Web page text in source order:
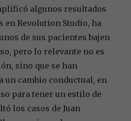
algunos resultados
en Revolution Studio, ha
de sus pacientes bajen
pero lo relevante no es
sino que se han
un cambio conductual, en
para tener un estilo de
los casos de Juan